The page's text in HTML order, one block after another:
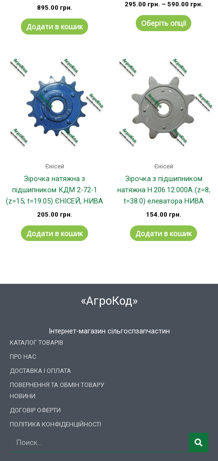
895.00 грн.
Додати в кошик
295.00 грн. – 590.00 грн.
Оберіть опції
Єнісей
Зірочка натяжна з
підшипником КДМ 2-72-1
(z=15; t=19.05) ЄНІСЕЙ, НИВА
205.00 грн.
Додати в кошик
Єнісей
Зірочка з підшипником
натяжна H.206.12.000А (z=8;
t=38.0) елеватора НИВА
154.00 грн.
Додати в кошик
«АгроКод»
Інтернет-магазин сільгоспзапчастин
КАТАЛОГ ТОВАРІВ
ПРО НАС
ДОСТАВКА І ОПЛАТА
ПОВЕРНЕННЯ ТА ОБМІН ТОВАРУ
НОВИНИ
ДОГОВІР ОФЕРТИ
ПОЛІТИКА КОНФІДЕНЦІЙНОСТІ
Пошук